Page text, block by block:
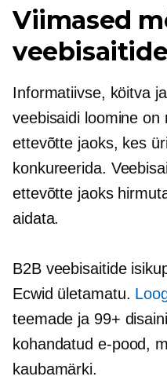
Viimased
Informatiivse, köitva
veebisaidi loomine on
ettevõtte jaoks, kes
konkureerida.
ettevõtte jaoks
aidata.
B2B veebisaitide
Ecwid ületamatu.
teemade ja 99+
kohandatud e-pood,
kaubamärki.